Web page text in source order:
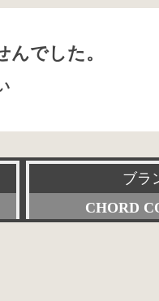
でした。
ブラ
CHORD